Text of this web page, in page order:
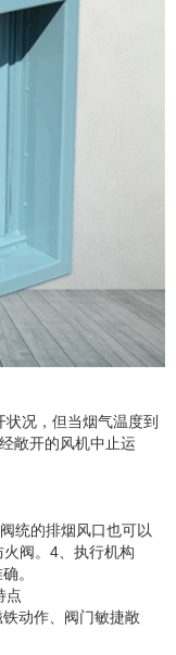
况，但当烟气温度到
敞开的风机中止运
统的排烟风口也可以
阀。4、执行机构
。
点
动作、阀门敏捷敞